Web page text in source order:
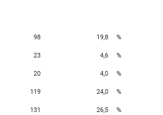
98 19,8 %
23 4,6 %
20 4,0 %
119 24,0 %
131 26,5 %